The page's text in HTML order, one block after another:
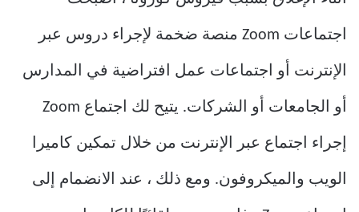
اجتماعات Zoom منصة ضخمة لإجراء دروس عبر
الإنترنت أو اجتماعات عمل افتراضية في المدارس
أو الجامعات أو الشركات. يتيح لك اجتماع Zoom
إجراء اجتماع عبر الإنترنت من خلال تمكين كاميرا
الويب والميكروفون. ومع ذلك ، عند الانضمام إلى